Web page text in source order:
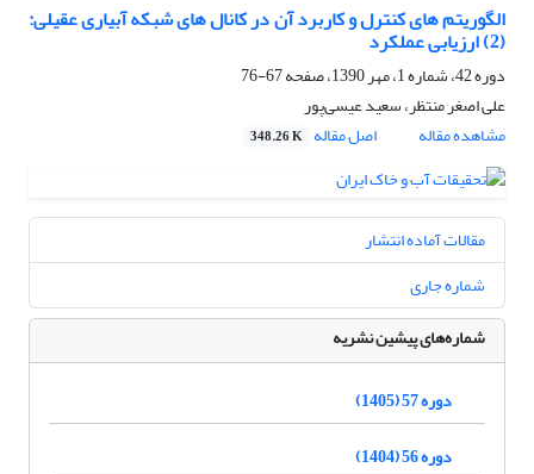
الگوریتم های کنترل و کاربرد آن در کانال های شبکه آبیاری عقیلی:
(2) ارزیابی عملکرد
دوره 42، شماره 1، مهر 1390، صفحه
67-76
علی اصغر منتظر، سعید عیسی‌پور
مشاهده مقاله
اصل مقاله 348.26 K
مقالات آماده انتشار
شماره جاری
شماره‌های پیشین نشریه
دوره 57 (1405)
دوره 56 (1404)